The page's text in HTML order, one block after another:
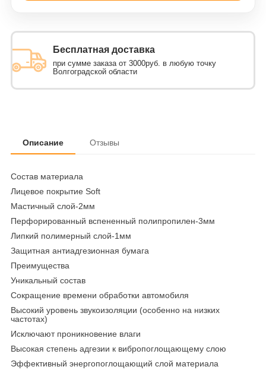
Бесплатная доставка
при сумме заказа от 3000руб. в любую точку
Волгоградской области
Описание Отзывы
Состав материала
Лицевое покрытие Soft
Мастичный слой-2мм
Перфорированный вспененный полипропилен-3мм
Липкий полимерный слой-1мм
Защитная антиадгезионная бумага
Преимущества
Уникальный состав
Сокращение времени обработки автомобиля
Высокий уровень звукоизоляции (особенно на низких
частотах)
Исключают проникновение влаги
Высокая степень адгезии к вибропоглощающему слою
Эффективный энергопоглощающий слой материала